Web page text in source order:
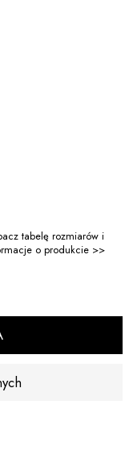
tabelę rozmiarów i
o produkcie >>